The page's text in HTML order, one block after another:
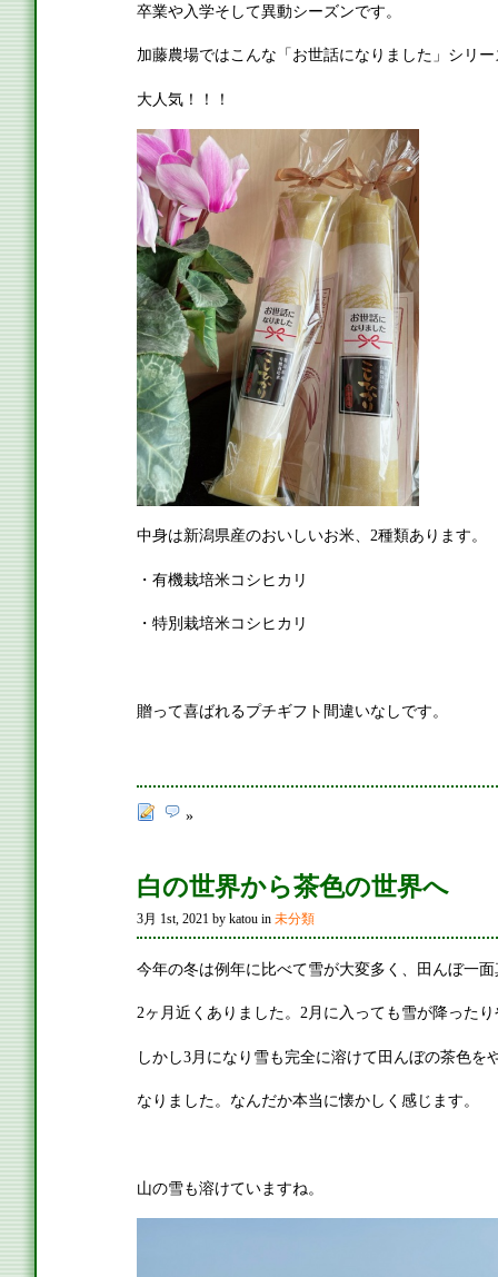
卒業や入学そして異動シーズンです。
加藤農場ではこんな「お世話になりました」シリー
大人気！！！
中身は新潟県産のおいしいお米、2種類あります。
・有機栽培米コシヒカリ
・特別栽培米コシヒカリ
贈って喜ばれるプチギフト間違いなしです。
»
白の世界から茶色の世界へ
3月 1st, 2021 by katou in 未分類
今年の冬は例年に比べて雪が大変多く、田んぼ一
2ヶ月近くありました。2月に入っても雪が降った
しかし3月になり雪も完全に溶けて田んぼの茶色を
なりました。なんだか本当に懐かしく感じます。
山の雪も溶けていますね。